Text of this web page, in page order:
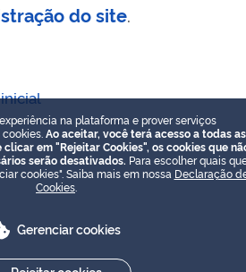
do site.
na plataforma e prover serviços
Ao aceitar, você terá acesso a todas as
em "Rejeitar Cookies", os cookies que
serão desativados. Para escolher quais
cookies". Saiba mais em nossa Declaração
Cookies
Gerenciar cookies